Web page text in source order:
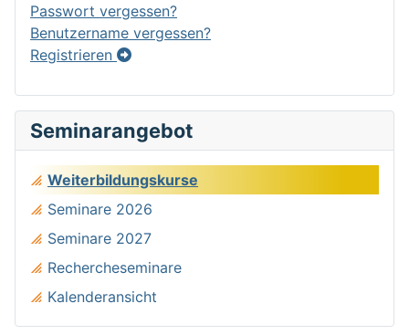
Passwort vergessen?
Benutzername vergessen?
Registrieren
Seminarangebot
Weiterbildungskurse
Seminare 2026
Seminare 2027
Rechercheseminare
Kalenderansicht